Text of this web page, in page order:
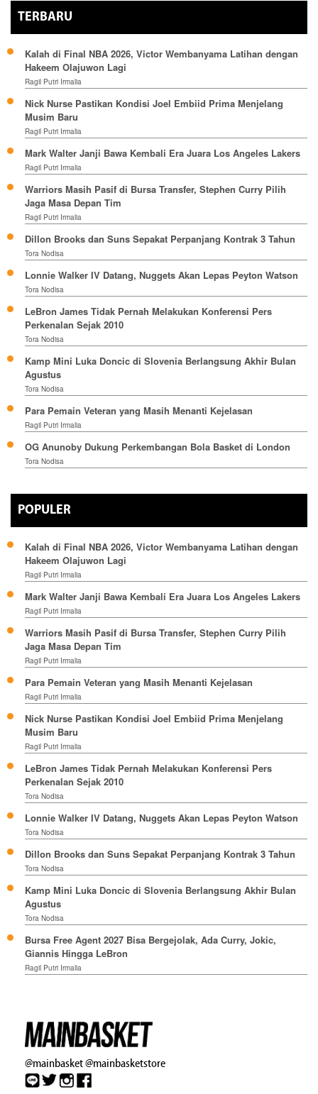
TERBARU
Kalah di Final NBA 2026, Victor Wembanyama Latihan dengan
Hakeem Olajuwon Lagi
Ragil Putri Irmalia
Nick Nurse Pastikan Kondisi Joel Embiid Prima Menjelang
Musim Baru
Ragil Putri Irmalia
Mark Walter Janji Bawa Kembali Era Juara Los Angeles Lakers
Ragil Putri Irmalia
Warriors Masih Pasif di Bursa Transfer, Stephen Curry Pilih
Jaga Masa Depan Tim
Ragil Putri Irmalia
Dillon Brooks dan Suns Sepakat Perpanjang Kontrak 3 Tahun
Tora Nodisa
Lonnie Walker IV Datang, Nuggets Akan Lepas Peyton Watson
Tora Nodisa
LeBron James Tidak Pernah Melakukan Konferensi Pers
Perkenalan Sejak 2010
Tora Nodisa
Kamp Mini Luka Doncic di Slovenia Berlangsung Akhir Bulan
Agustus
Tora Nodisa
Para Pemain Veteran yang Masih Menanti Kejelasan
Ragil Putri Irmalia
OG Anunoby Dukung Perkembangan Bola Basket di London
Tora Nodisa
POPULER
Kalah di Final NBA 2026, Victor Wembanyama Latihan dengan
Hakeem Olajuwon Lagi
Ragil Putri Irmalia
Mark Walter Janji Bawa Kembali Era Juara Los Angeles Lakers
Ragil Putri Irmalia
Warriors Masih Pasif di Bursa Transfer, Stephen Curry Pilih
Jaga Masa Depan Tim
Ragil Putri Irmalia
Para Pemain Veteran yang Masih Menanti Kejelasan
Ragil Putri Irmalia
Nick Nurse Pastikan Kondisi Joel Embiid Prima Menjelang
Musim Baru
Ragil Putri Irmalia
LeBron James Tidak Pernah Melakukan Konferensi Pers
Perkenalan Sejak 2010
Tora Nodisa
Lonnie Walker IV Datang, Nuggets Akan Lepas Peyton Watson
Tora Nodisa
Dillon Brooks dan Suns Sepakat Perpanjang Kontrak 3 Tahun
Tora Nodisa
Kamp Mini Luka Doncic di Slovenia Berlangsung Akhir Bulan
Agustus
Tora Nodisa
Bursa Free Agent 2027 Bisa Bergejolak, Ada Curry, Jokic,
Giannis Hingga LeBron
Ragil Putri Irmalia
@mainbasket@mainbasketstore